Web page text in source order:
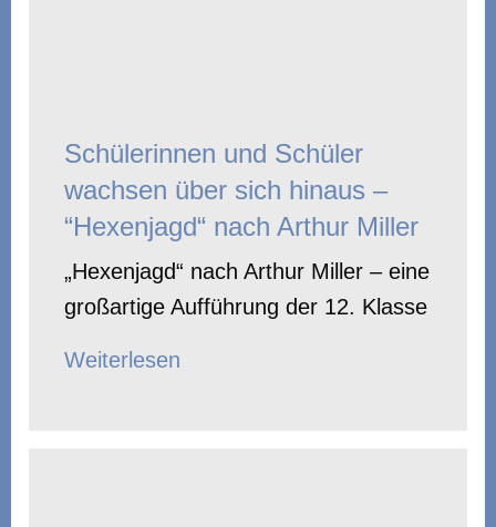
Schülerinnen und Schüler
wachsen über sich hinaus –
“Hexenjagd“ nach Arthur Miller
„Hexenjagd“ nach Arthur Miller – eine
großartige Aufführung der 12. Klasse
Weiterlesen